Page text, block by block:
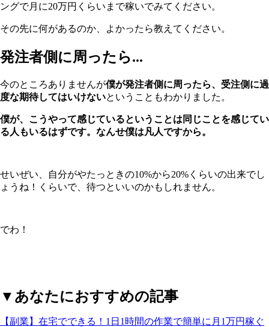
ングで月に20万円くらいまで稼いでみてください。
その先に何があるのか、よかったら教えてください。
発注者側に周ったら...
今のところありませんが僕が発注者側に周ったら、受注側に過
度な期待してはいけないということもわかりました。
僕が、こうやって感じているということは同じことを感じてい
る人もいるはずです。なんせ僕は凡人ですから。
せいぜい、自分がやたっときの10%から20%くらいの出来でし
ょうね！くらいで、待つといいのかもしれません。
でわ！
▼あなたにおすすめの記事
【副業】在宅でできる！1日1時間の作業で簡単に月1万円稼ぐ